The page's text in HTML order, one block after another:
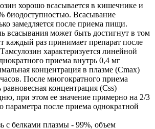
хорошо всасывается в кишечнике и
биодоступностью. Всасывание
замедляется после приема пищи.
всасывания может быть достигнут в том
каждый раз принимает препарат после
характеризуется линейной
приема внутрь 0,4 мг
концентрация в плазме (Сmах)
часов. После многократного приема
концентрация (Css)
при этом ее значение примерно на 2/3
параметра после приема однократной
с белками плазмы - 99%, объем